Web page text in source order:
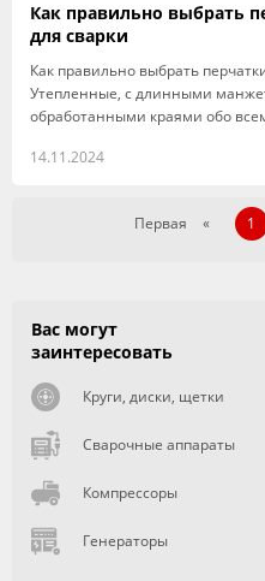
Как правильно выбрать
для сварки
Как правильно выбрать
Утепленные, с длинными
обработанными краями обо
14.11.2024
Первая « 1
Вас могут
заинтересовать
Круги, диски, щетки
Сварочные аппараты
Компрессоры
Генераторы